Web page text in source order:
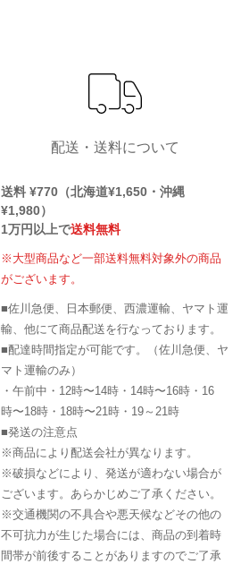
配送・送料について
送料 ¥770（北海道¥1,650・沖縄
¥1,980）
1万円以上で送料無料
※大型商品など一部送料無料対象外の商品
がございます。
■佐川急便、日本郵便、西濃運輸、ヤマト運
輸、他にて商品配送を行なっております。
■配達時間指定が可能です。（佐川急便、ヤ
マト運輸のみ）
・午前中・12時〜14時・14時〜16時・16
時〜18時・18時〜21時・19～21時
■発送の注意点
※商品により配送会社が異なります。
※破損などにより、発送が適わない場合が
ございます。あらかじめご了承ください。
※交通機関の不具合や悪天候などその他の
不可抗力が生じた場合には、商品の到着時
間帯が前後することがありますのでご了承